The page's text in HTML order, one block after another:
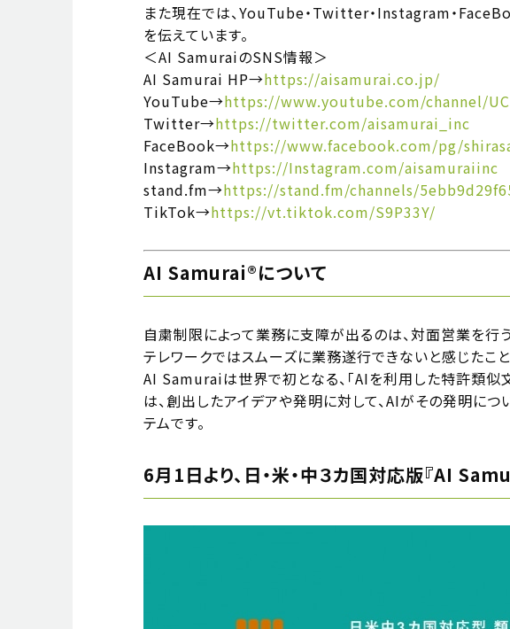
また現在では、YouTube・Twitter・Instagram・
を伝えています。
＜AI SamuraiのSNS情報＞
AI Samurai HP→https://aisamurai.co.jp/
YouTube→https://www.youtube.com/channel/
Twitter→https://twitter.com/aisamurai_inc
FaceBook→https://www.facebook.com/pg/
Instagram→https://Instagram.com/aisamuraiinc
stand.fm→https://stand.fm/channels/
TikTok→https://vt.tiktok.com/S9P33Y/
AI Samurai®について
自粛制限によって業務に支障が出るのは、対面営業を行
テレワークではスムーズに業務遂行できないと感じたこと
AI Samuraiは世界で初となる、「AIを利用した特許類似
は、創出したアイデアや発明に対して、AIがその発明に
テムです。
6月1日より、⽇・⽶・中３カ国対応版『AI